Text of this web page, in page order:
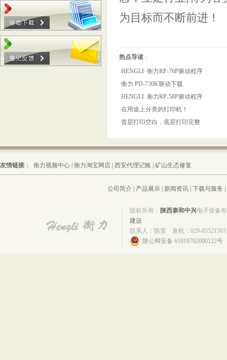
为目标而不断前进！
热点导读 ：
·HENGLI 衡力RP-76P驱动程序
·衡力 PD-730K驱动下载
·HENGLI 衡力RP-58P驱动程序
·在用途上分类的打印机！
·首层打印空白，底层打印完整
友情链接 ： 衡力视频中心 衡力淘宝网店 西安代理记账 矿山生态修复
公司简介 产品展示 新闻资讯 下载与服务
版权所有： 陕西泰和中兴电子设备
建设
联系人：陈雷 座机：029-
陕公网安备 61019702000122号